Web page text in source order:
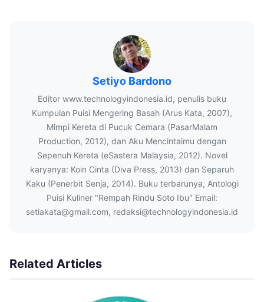
Setiyo Bardono
Editor www.technologyindonesia.id, penulis buku
Kumpulan Puisi Mengering Basah (Arus Kata, 2007),
Mimpi Kereta di Pucuk Cemara (PasarMalam
Production, 2012), dan Aku Mencintaimu dengan
Sepenuh Kereta (eSastera Malaysia, 2012). Novel
karyanya: Koin Cinta (Diva Press, 2013) dan Separuh
Kaku (Penerbit Senja, 2014). Buku terbarunya, Antologi
Puisi Kuliner "Rempah Rindu Soto Ibu" Email:
setiakata@gmail.com, redaksi@technologyindonesia.id
Related Articles